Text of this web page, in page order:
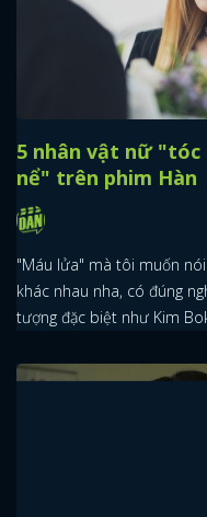
5 nhân vật nữ
nể" trên phim Hàn
"Máu lửa" mà tôi muốn
khác nhau nha, có đúng
tượng đặc biệt như Kim